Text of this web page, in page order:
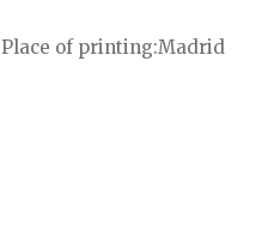
Place of printing Madrid